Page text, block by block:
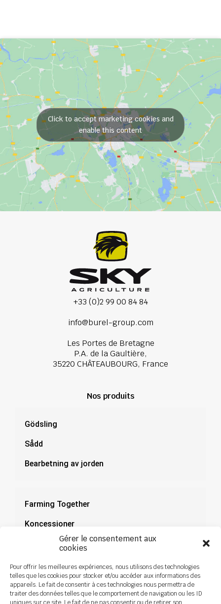
Gérer le consentement aux
cookies
Pour offrir les meilleures expériences, nous utilisons des technologies
telles que les cookies pour stocker et/ou accéder aux informations des
appareils. Le fait de consentir à ces technologies nous permettra de
traiter des données telles que le comportement de navigation ou les ID
Click to accept marketing cookies and
enable this content
+33 (0)2 99 00 84 84
info@burel-group.com
Les Portes de Bretagne
P.A. de la Gaultière,
35220 CHÂTEAUBOURG, France
Nos produits
Gödsling
Sådd
Bearbetning av jorden
Farming Together
Koncessioner
Dokumentation
Nyheter